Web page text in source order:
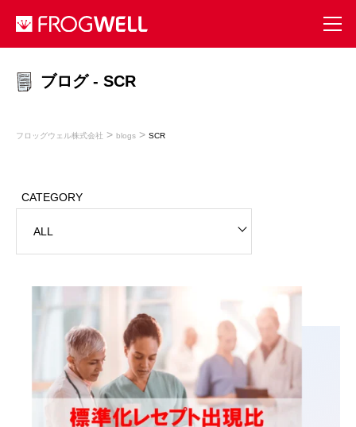
ブログ - SCR
フロッグウェル株式会社 > blogs > SCR
CATEGORY